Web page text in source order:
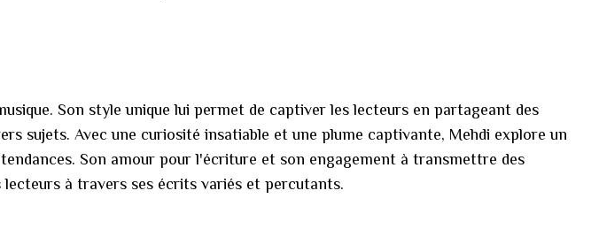
Son style unique lui permet de captiver les lecteurs en partageant des
sujets. Avec une curiosité insatiable et une plume captivante, Mehdi explore un
Son amour pour l'écriture et son engagement à transmettre des
à travers ses écrits variés et percutants.